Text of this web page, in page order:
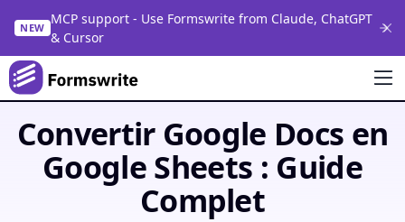
NEW
MCP support - Use Formswrite from Claude, ChatGPT
& Cursor
Convertir Google Docs en
Google Sheets : Guide
Complet